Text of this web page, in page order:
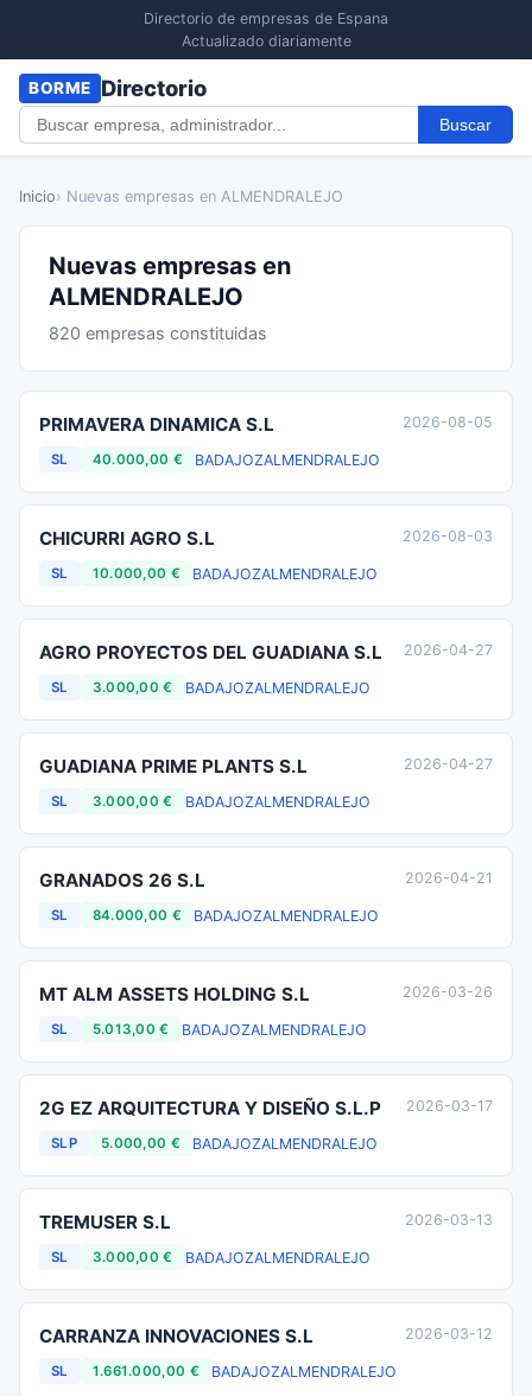
Directorio de empresas de Espana
Actualizado diariamente
BORME Directorio
Buscar
Inicio› Nuevas empresas en ALMENDRALEJO
Nuevas empresas en
ALMENDRALEJO
820 empresas constituidas
PRIMAVERA DINAMICA S.L
SL 40.000,00 € BADAJOZALMENDRALEJO
2026-08-05
CHICURRI AGRO S.L
SL 10.000,00 € BADAJOZALMENDRALEJO
2026-08-03
AGRO PROYECTOS DEL GUADIANA S.L
SL 3.000,00 € BADAJOZALMENDRALEJO
2026-04-27
GUADIANA PRIME PLANTS S.L
SL 3.000,00 € BADAJOZALMENDRALEJO
2026-04-27
GRANADOS 26 S.L
SL 84.000,00 € BADAJOZALMENDRALEJO
2026-04-21
MT ALM ASSETS HOLDING S.L
SL 5.013,00 € BADAJOZALMENDRALEJO
2026-03-26
2G EZ ARQUITECTURA Y DISEÑO S.L.P
SLP 5.000,00 € BADAJOZALMENDRALEJO
2026-03-17
TREMUSER S.L
SL 3.000,00 € BADAJOZALMENDRALEJO
2026-03-13
CARRANZA INNOVACIONES S.L
SL 1.661.000,00 € BADAJOZALMENDRALEJO
2026-03-12